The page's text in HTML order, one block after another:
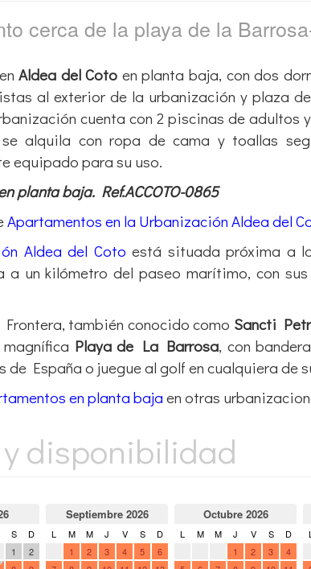
cerca de la playa de la
Aldea del Coto en planta baja, con dos
al exterior de la urbanización y plaza
cuenta con 2 piscinas de adultos
alquila con ropa de cama y toallas
equipado para su uso.
planta baja. Ref.ACCOTO-0865
Apartamentos en la Urbanización Aldea del
Aldea del Coto está situada próxima a
a un kilómetro del paseo marítimo, con
Frontera, también conocido como Sancti
Playa de La Barrosa, con
de España o juegue al golf en cualquiera de
en planta bajaen otras
y disponibilidad